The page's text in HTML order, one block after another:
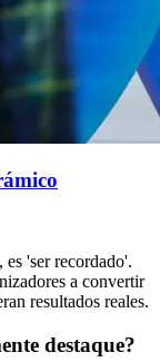
'ser recordado'.
a convertir
resultados reales.
destaque?